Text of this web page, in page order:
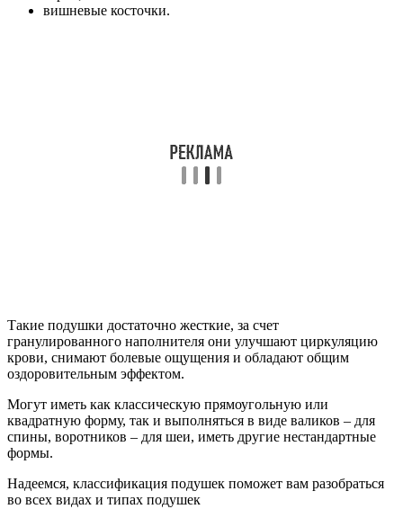
вишневые косточки.
Такие подушки достаточно жесткие, за счет
гранулированного наполнителя они улучшают циркуляцию
крови, снимают болевые ощущения и обладают общим
оздоровительным эффектом.
Могут иметь как классическую прямоугольную или
квадратную форму, так и выполняться в виде валиков – для
спины, воротников – для шеи, иметь другие нестандартные
формы.
Надеемся, классификация подушек поможет вам разобраться
во всех видах и типах подушек